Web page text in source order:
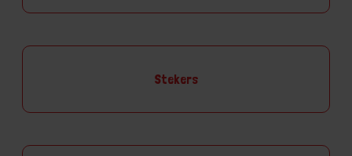
Stekers